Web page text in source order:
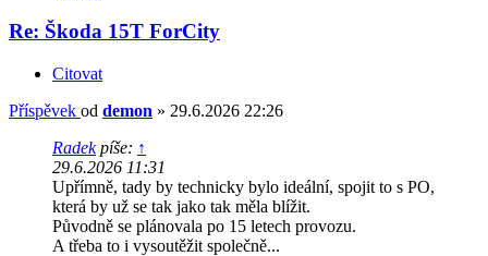
Re: Škoda 15T ForCity
Citovat
Příspěvek od demon » 29.6.2026 22:26
Radekpíše: ↑
29.6.2026 11:31
Upřímně, tady by technicky bylo ideální, spojit to s PO,
která by už se tak jako tak měla blížit.
Původně se plánovala po 15 letech provozu.
A třeba to i vysoutěžit společně...